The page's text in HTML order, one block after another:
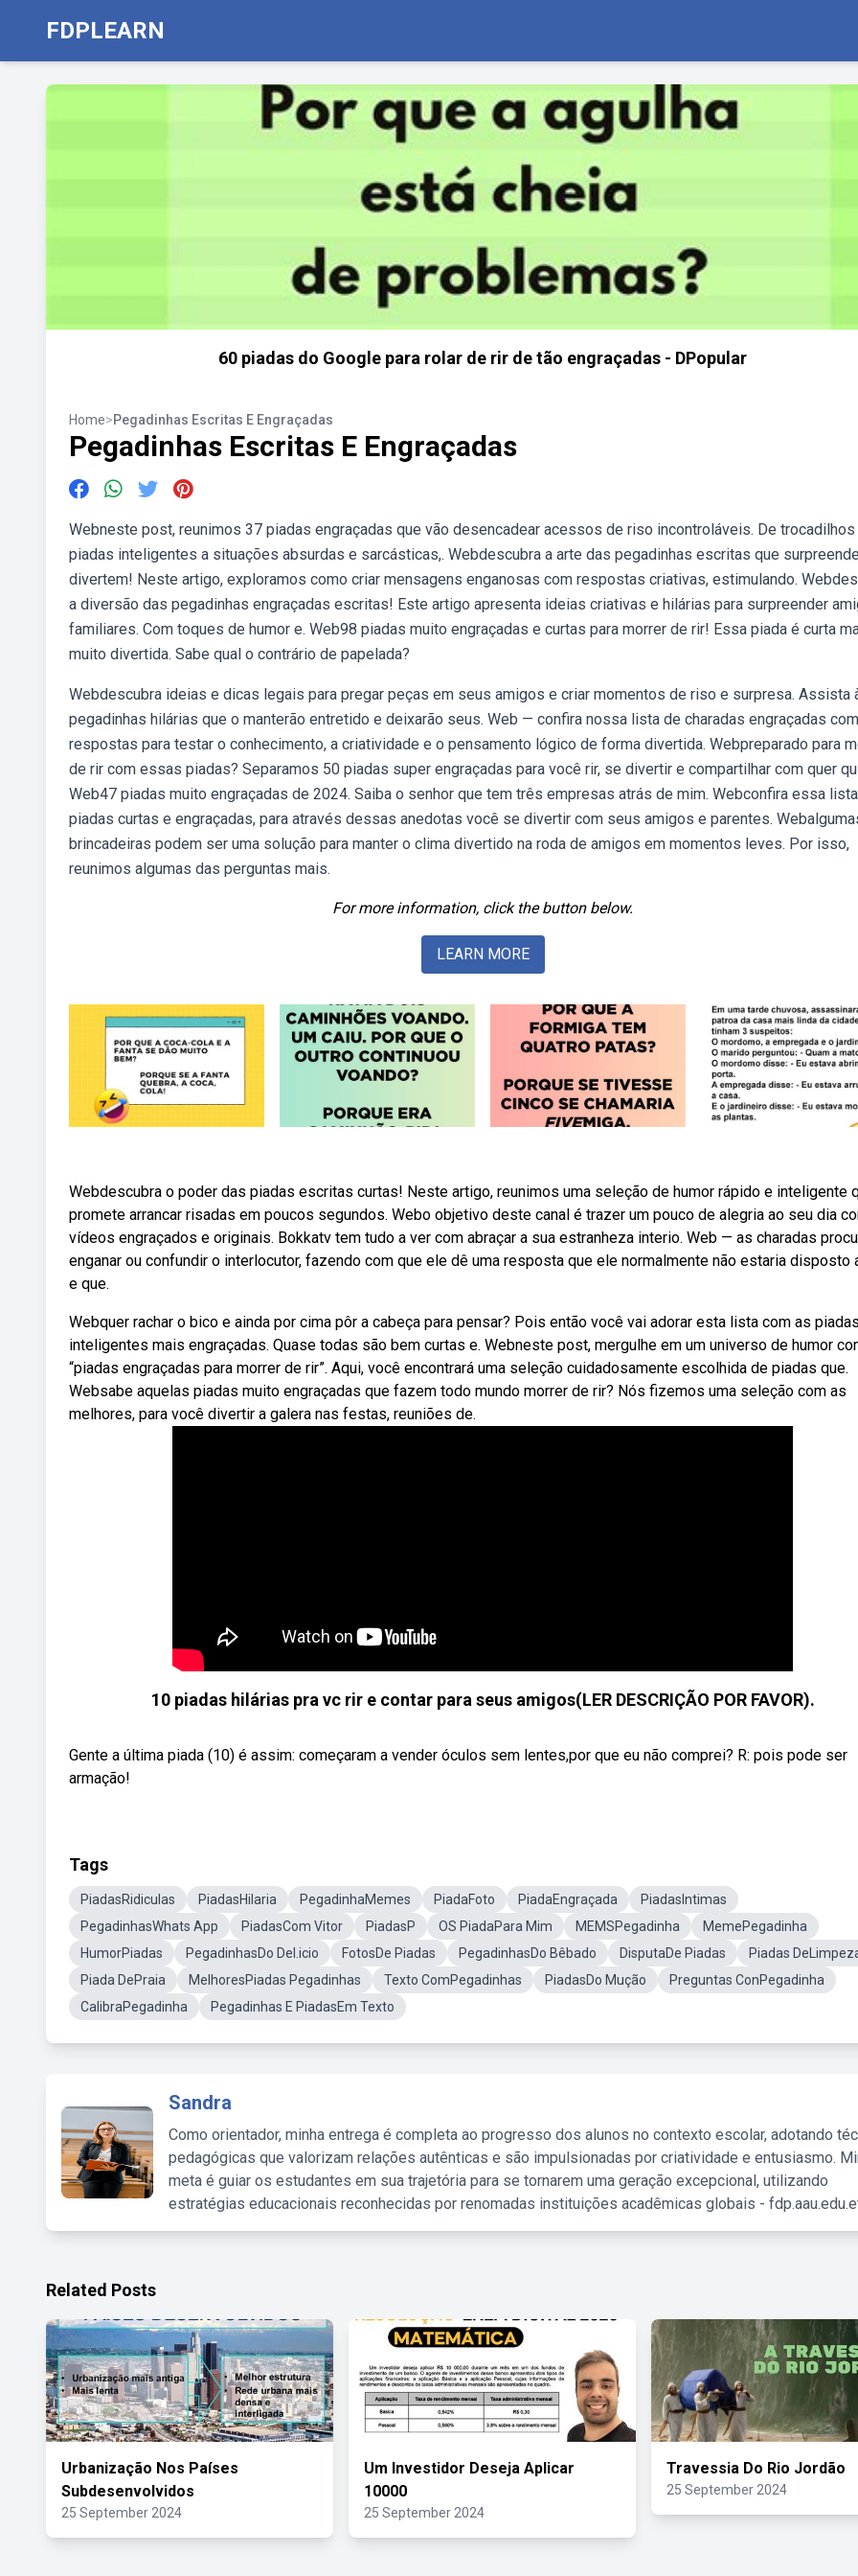
FDPLEARN
60 piadas do Google para rolar de rir de tão engraçadas - DPopular
Home>Pegadinhas Escritas E Engraçadas
Pegadinhas Escritas E Engraçadas
Webneste post, reunimos 37 piadas engraçadas que vão desencadear acessos de riso incontroláveis. De trocadilhos
piadas inteligentes a situações absurdas e sarcásticas,. Webdescubra a arte das pegadinhas escritas que
divertem! Neste artigo, exploramos como criar mensagens enganosas com respostas criativas, estimulando.
a diversão das pegadinhas engraçadas escritas! Este artigo apresenta ideias criativas e hilárias para surpreender
familiares. Com toques de humor e. Web98 piadas muito engraçadas e curtas para morrer de rir! Essa piada é curta
muito divertida. Sabe qual o contrário de papelada?
Webdescubra ideias e dicas legais para pregar peças em seus amigos e criar momentos de riso e surpresa. Assista
pegadinhas hilárias que o manterão entretido e deixarão seus. Web — confira nossa lista de charadas engraçadas com
respostas para testar o conhecimento, a criatividade e o pensamento lógico de forma divertida. Webpreparado para
de rir com essas piadas? Separamos 50 piadas super engraçadas para você rir, se divertir e compartilhar com quer
Web47 piadas muito engraçadas de 2024. Saiba o senhor que tem três empresas atrás de mim. Webconfira essa
piadas curtas e engraçadas, para através dessas anedotas você se divertir com seus amigos e parentes.
brincadeiras podem ser uma solução para manter o clima divertido na roda de amigos em momentos leves. Por isso,
reunimos algumas das perguntas mais.
For more information, click the button below.
LEARN MORE
Webdescubra o poder das piadas escritas curtas! Neste artigo, reunimos uma seleção de humor rápido e inteligente
promete arrancar risadas em poucos segundos. Webo objetivo deste canal é trazer um pouco de alegria ao seu dia
vídeos engraçados e originais. Bokkatv tem tudo a ver com abraçar a sua estranheza interio. Web — as charadas
enganar ou confundir o interlocutor, fazendo com que ele dê uma resposta que ele normalmente não estaria disposto
e que.
Webquer rachar o bico e ainda por cima pôr a cabeça para pensar? Pois então você vai adorar esta lista com as
inteligentes mais engraçadas. Quase todas são bem curtas e. Webneste post, mergulhe em um universo de humor
“piadas engraçadas para morrer de rir”. Aqui, você encontrará uma seleção cuidadosamente escolhida de piadas que.
Websabe aquelas piadas muito engraçadas que fazem todo mundo morrer de rir? Nós fizemos uma seleção com as
melhores, para você divertir a galera nas festas, reuniões de.
10 piadas hilárias pra vc rir e contar para seus amigos(LER DESCRIÇÃO POR FAVOR).
Gente a última piada (10) é assim: começaram a vender óculos sem lentes,por que eu não comprei? R: pois pode ser
armação!
Tags
PiadasRidiculas PiadasHilaria PegadinhaMemes PiadaFoto PiadaEngraçada
PiadasIntimas
PegadinhasWhats App
PiadasCom Vitor PiadasP OS PiadaPara Mim MEMSPegadinha
MemePegadinha
HumorPiadas
PegadinhasDo Del.icio FotosDe Piadas PegadinhasDo Bêbado DisputaDe Piadas
Piadas
Piada DePraia
MelhoresPiadas Pegadinhas Texto ComPegadinhas PiadasDo Mução
Preguntas ConPegadinha
CalibraPegadinha
Pegadinhas E PiadasEm Texto
Sandra
Como orientador, minha entrega é completa ao progresso dos alunos no contexto escolar, adotando
pedagógicas que valorizam relações autênticas e são impulsionadas por criatividade e entusiasmo.
meta é guiar os estudantes em sua trajetória para se tornarem uma geração excepcional, utilizando
estratégias educacionais reconhecidas por renomadas instituições acadêmicas globais -
Related Posts
Urbanização Nos Países
Subdesenvolvidos
25 September 2024
Um Investidor Deseja Aplicar
10000
25 September 2024
Travessia Do Rio Jordão
25 September 2024